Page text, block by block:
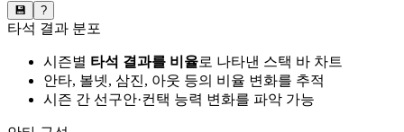
💾 ?
타석 결과 분포
시즌별 타석 결과를 비율로 나타낸 스택 바 차트
안타, 볼넷, 삼진, 아웃 등의 비율 변화를 추적
시즌 간 선구안·컨택 능력 변화를 파악 가능